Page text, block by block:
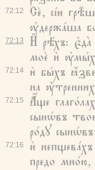
72:12
72:13
72:14
72:15
72:16
Сѐ, сі́и
ᲂу҆держа́ша
И҆ рѣ́хъ: є҆да̀
моѐ и҆
и҆ бы́хъ
на
А҆́ще
сынѡ́въ
ро́дꙋ
и҆
предо мно́ю,